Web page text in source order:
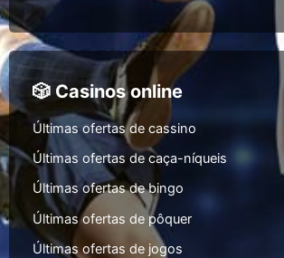
🎲 Casinos online
Últimas ofertas de cassino
Últimas ofertas de caça-níqueis
Últimas ofertas de bingo
Últimas ofertas de pôquer
Últimas ofertas de jogos